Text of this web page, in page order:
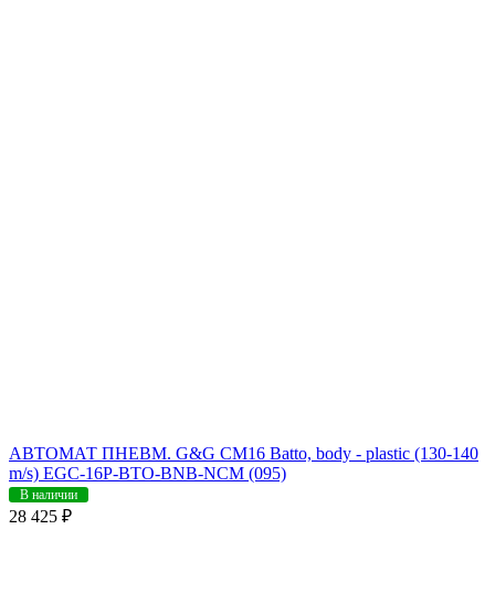
АВТОМАТ ПНЕВМ. G&G CM16 Batto, body - plastic (130-140
m/s) EGC-16P-BTO-BNB-NCM (095)
В наличии
28 425 ₽